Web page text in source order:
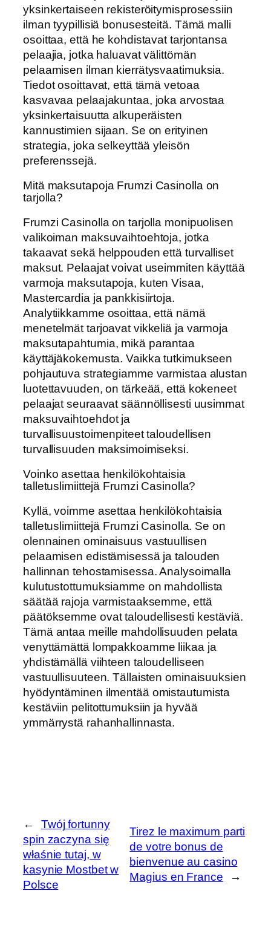
yksinkertaiseen rekisteröitymisprosessiin
ilman tyypillisiä bonusesteitä. Tämä malli
osoittaa, että he kohdistavat tarjontansa
pelaajia, jotka haluavat välittömän
pelaamisen ilman kierrätysvaatimuksia.
Tiedot osoittavat, että tämä vetoaa
kasvavaa pelaajakuntaa, joka arvostaa
yksinkertaisuutta alkuperäisten
kannustimien sijaan. Se on erityinen
strategia, joka selkeyttää yleisön
preferenssejä.
Mitä maksutapoja Frumzi Casinolla on
tarjolla?
Frumzi Casinolla on tarjolla monipuolisen
valikoiman maksuvaihtoehtoja, jotka
takaavat sekä helppouden että turvalliset
maksut. Pelaajat voivat useimmiten käyttää
varmoja maksutapoja, kuten Visaa,
Mastercardia ja pankkisiirtoja.
Analytiikkamme osoittaa, että nämä
menetelmät tarjoavat vikkeliä ja varmoja
maksutapahtumia, mikä parantaa
käyttäjäkokemusta. Vaikka tutkimukseen
pohjautuva strategiamme varmistaa alustan
luotettavuuden, on tärkeää, että kokeneet
pelaajat seuraavat säännöllisesti uusimmat
maksuvaihtoehdot ja
turvallisuustoimenpiteet taloudellisen
turvallisuuden maksimoimiseksi.
Voinko asettaa henkilökohtaisia
talletuslimiittejä Frumzi Casinolla?
Kyllä, voimme asettaa henkilökohtaisia
talletuslimiittejä Frumzi Casinolla. Se on
olennainen ominaisuus vastuullisen
pelaamisen edistämisessä ja talouden
hallinnan tehostamisessa. Analysoimalla
kulutustottumuksiamme on mahdollista
säätää rajoja varmistaaksemme, että
päätöksemme ovat taloudellisesti kestäviä.
Tämä antaa meille mahdollisuuden pelata
venyttämättä lompakkoamme liikaa ja
yhdistämällä viihteen taloudelliseen
vastuullisuuteen. Tällaisten ominaisuuksien
hyödyntäminen ilmentää omistautumista
kestäviin pelitottumuksiin ja hyvää
ymmärrystä rahanhallinnasta.
←
Twój fortunny
spin zaczyna się
właśnie tutaj, w
kasynie Mostbet w
Polsce
Tirez le maximum parti
de votre bonus de
bienvenue au casino
Magius en France
→